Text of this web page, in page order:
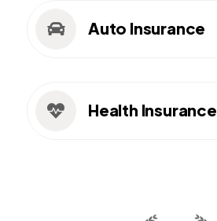
 Auto Insurance
 Health Insurance